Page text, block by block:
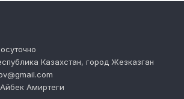
Казахстан, город Жезказган
Амиртеги